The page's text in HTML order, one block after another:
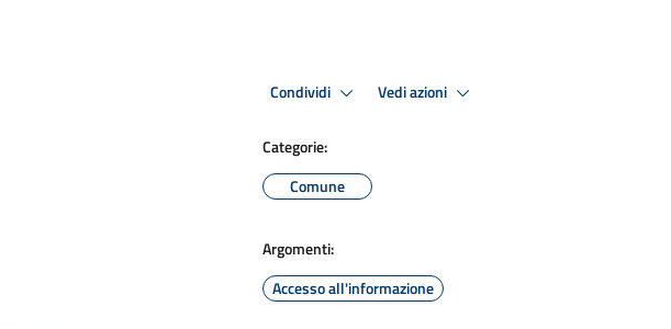
Condividi Vedi azioni
Categorie:
Comune
Argomenti:
Accesso all'informazione